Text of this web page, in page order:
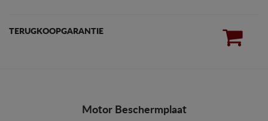
TERUGKOOPGARANTIE
Motor Beschermplaat